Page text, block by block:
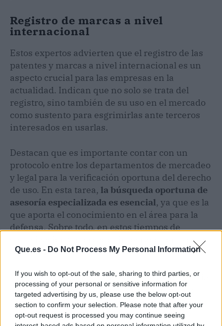
Que.es - Do Not Process My Personal Information
If you wish to opt-out of the sale, sharing to third parties, or
processing of your personal or sensitive information for
targeted advertising by us, please use the below opt-out
section to confirm your selection. Please note that after your
opt-out request is processed you may continue seeing
Registro de marcas a nivel
internacional
Estos expertos advierten que el registro de las
patentes y marcas a nivel internacional es un
aspecto crucial para las empresas en la
actualidad. Indican que no solo se trata del
registro, sino también de su uso en el mercado
como sustento para esgrimirlas ante terceros
interesados en usarlas.
Destacan que es importante contar con un
protocolo entre los departamentos de mercadeo
y legal para la verificación oportuna del derecho
de uso. En esta tarea, la búsqueda oportuna de
asesoría especializada es esencial, ya que es la
que aporta el conocimiento en el área para la
defensa. Sobre todo, en estos tiempos de
globalización y mercados integrados en bloques
económicos.
En estos escenarios, donde la cobertura amplia
es una necesidad, solo lo puede aportar una
firma capaz de operar globalmente. Por
ejemplo, el equipo de iMarcas trabaja con el